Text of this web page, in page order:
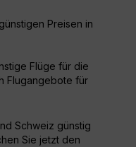
Preisen in
Flüge für die
Flugangebote für
Schweiz günstig
Sie jetzt den